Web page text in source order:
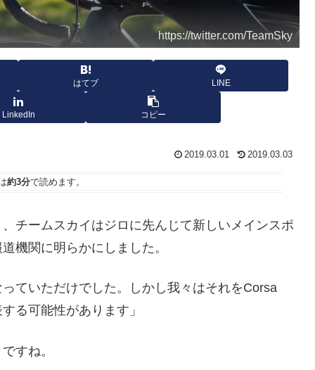
https://twitter.com/TeamSky
はてブ LINE
LinkedIn コピー
2019.03.01 2019.03.03
約3分で読めます。
チームスカイはジロに先んじて新しいメインスポ
機関に明らかにしました。
ていただけでした。しかし我々はそれをCorsa
る可能性があります」
すね。